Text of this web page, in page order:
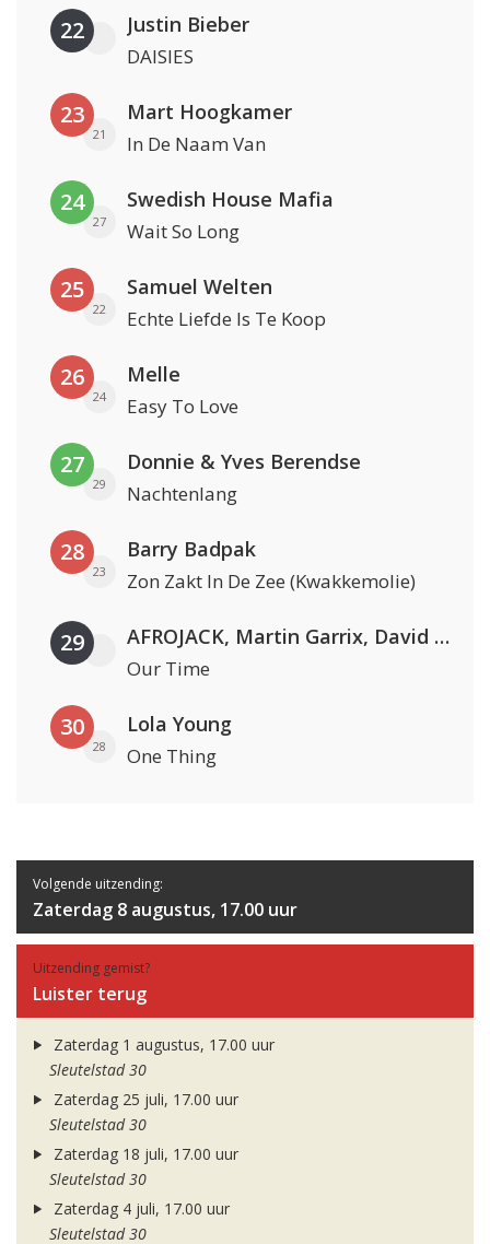
22 Justin Bieber
DAISIES
23
21
Mart Hoogkamer
In De Naam Van
24
27
Swedish House Mafia
Wait So Long
25
22
Samuel Welten
Echte Liefde Is Te Koop
26
24
Melle
Easy To Love
27
29
Donnie & Yves Berendse
Nachtenlang
28
23
Barry Badpak
Zon Zakt In De Zee (Kwakkemolie)
29 AFROJACK, Martin Garrix, David Guetta & Amél
Our Time
30
28
Lola Young
One Thing
Volgende uitzending:
Zaterdag 8 augustus, 17.00 uur
Uitzending gemist?
Luister terug
Zaterdag 1 augustus, 17.00 uur
Sleutelstad 30
Zaterdag 25 juli, 17.00 uur
Sleutelstad 30
Zaterdag 18 juli, 17.00 uur
Sleutelstad 30
Zaterdag 4 juli, 17.00 uur
Sleutelstad 30